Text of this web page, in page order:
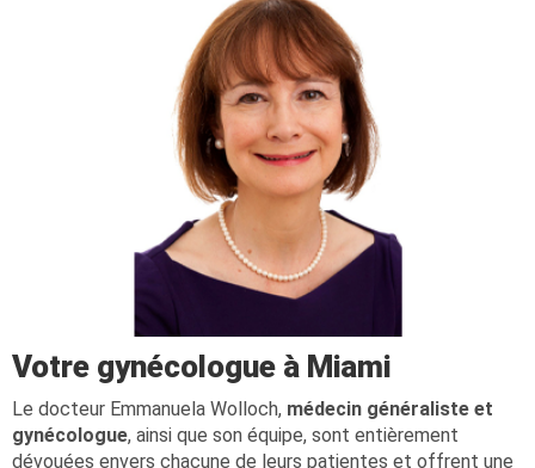
Votre gynécologue à Miami
Le docteur Emmanuela Wolloch, médecin généraliste et
gynécologue, ainsi que son équipe, sont entièrement
dévouées envers chacune de leurs patientes et offrent une